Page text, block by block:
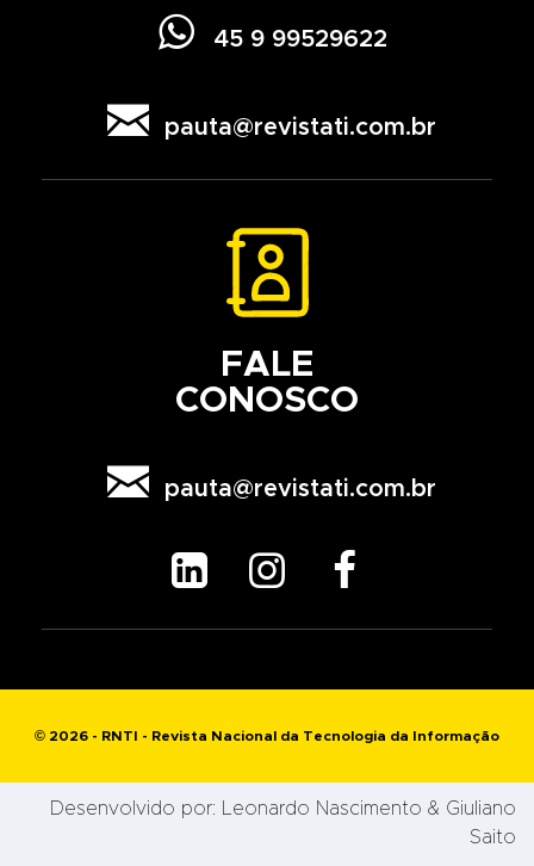
 45 9 99529622
 pauta@revistati.com.br
FALE
CONOSCO
 pauta@revistati.com.br
  
© 2026 - RNTI - Revista Nacional da Tecnologia da Informação
Desenvolvido por: Leonardo Nascimento & Giuliano
Saito